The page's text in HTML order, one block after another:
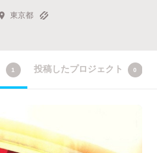
東京都
1 投稿したプロジェクト 0